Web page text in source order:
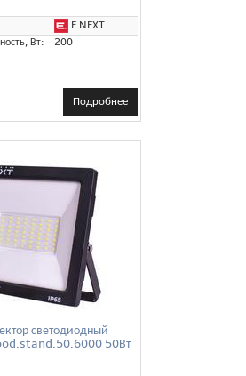
E.NEXT
Вт:
200
Подробнее
светодиодный
50Вт